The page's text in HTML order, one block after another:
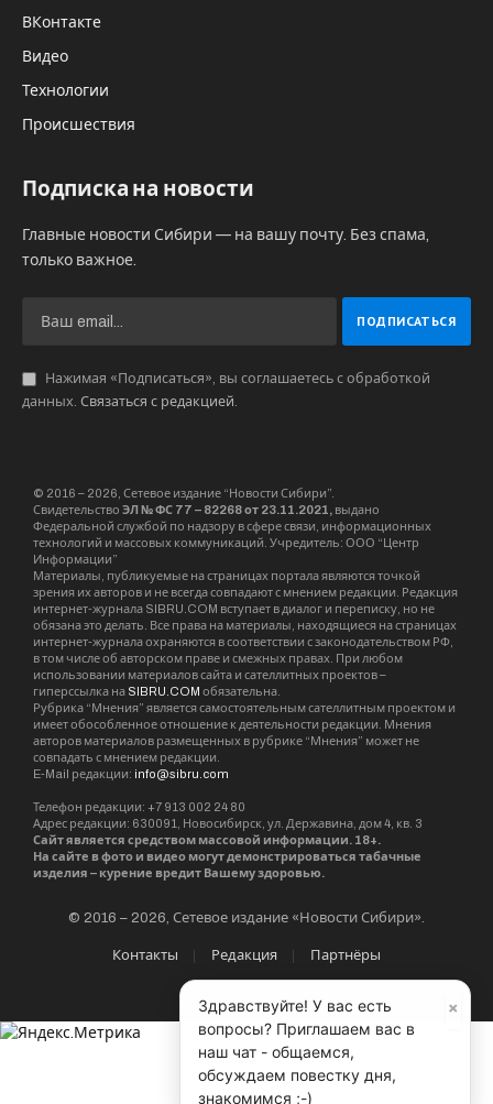
ВКонтакте
Видео
Технологии
Происшествия
Подписка на новости
Главные новости Сибири — на вашу почту. Без спама,
только важное.
Нажимая «Подписаться», вы соглашаетесь с обработкой
данных. Связаться с редакцией.
© 2016 – 2026, Сетевое издание “Новости Сибири”.
Свидетельство ЭЛ № ФС 77 – 82268 от 23.11.2021, выдано
Федеральной службой по надзору в сфере связи, информационных
технологий и массовых коммуникаций. Учредитель: ООО “Центр
Информации”
Материалы, публикуемые на страницах портала являются точкой
зрения их авторов и не всегда совпадают с мнением редакции. Редакция
интернет-журнала SIBRU.COM вступает в диалог и переписку, но не
обязана это делать. Все права на материалы, находящиеся на страницах
интернет-журнала охраняются в соответствии с законодательством РФ,
в том числе об авторском праве и смежных правах. При любом
использовании материалов сайта и сателлитных проектов –
гиперссылка на SIBRU.COM обязательна.
Рубрика “Мнения” является самостоятельным сателлитным проектом и
имеет обособленное отношение к деятельности редакции. Мнения
авторов материалов размещенных в рубрике “Мнения” может не
совпадать с мнением редакции.
E-Mail редакции: info@sibru.com
Телефон редакции: +7 913 002 24 80
Адрес редакции: 630091, Новосибирск, ул. Державина, дом 4, кв. 3
Сайт является средством массовой информации. 18+.
На сайте в фото и видео могут демонстрироваться табачные
изделия – курение вредит Вашему здоровью.
© 2016 – 2026, Сетевое издание «Новости Сибири».
Контакты Редакция Партнёры
×
Здравствуйте! У вас есть
вопросы? Приглашаем вас в
наш чат - общаемся,
обсуждаем повестку дня,
знакомимся ;-)